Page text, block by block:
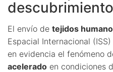
El envío de tejidos
Espacial Internacional
en evidencia el fenómeno
acelerado en condiciones